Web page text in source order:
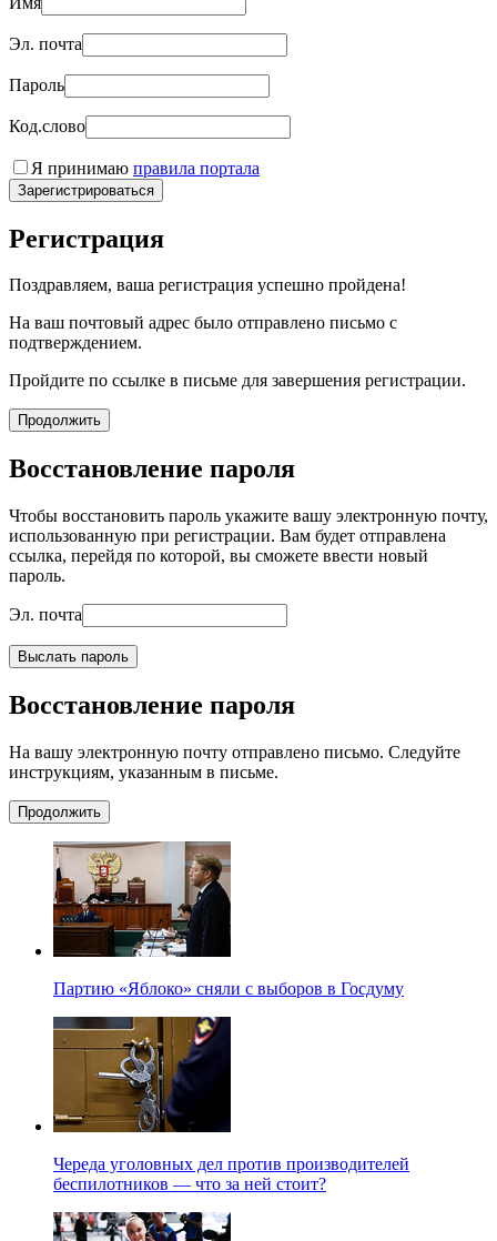
Эл. почта
Пароль
Код.слово
Я принимаю правила портала
Зарегистрироваться
Регистрация
Поздравляем, ваша регистрация успешно пройдена!
На ваш почтовый адрес было отправлено письмо с
подтверждением.
Пройдите по ссылке в письме для завершения регистрации.
Продолжить
Восстановление пароля
Чтобы восстановить пароль укажите вашу электронную почту,
использованную при регистрации. Вам будет отправлена
ссылка, перейдя по которой, вы сможете ввести новый
пароль.
Эл. почта
Выслать пароль
Восстановление пароля
На вашу электронную почту отправлено письмо. Следуйте
инструкциям, указанным в письме.
Продолжить
Партию «Яблоко» сняли с выборов в Госдуму
Череда уголовных дел против производителей
беспилотников — что за ней стоит?